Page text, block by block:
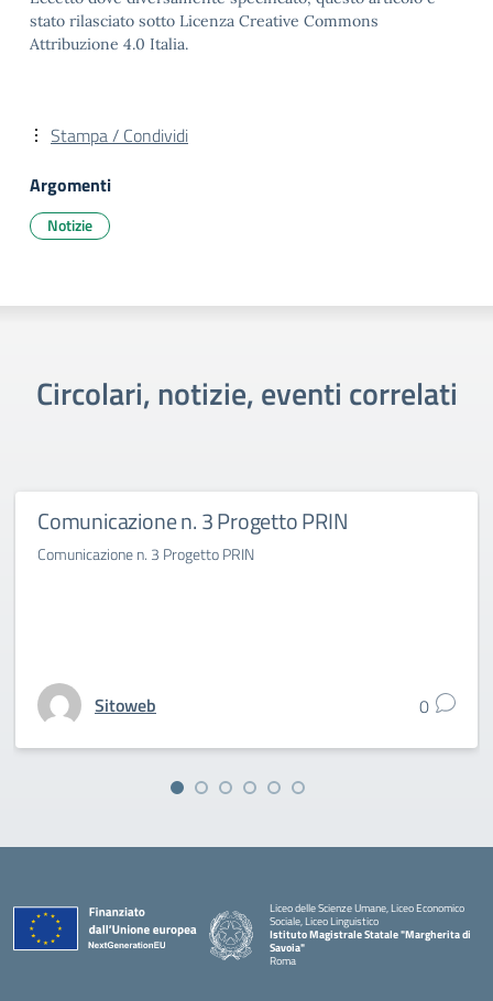
stato rilasciato sotto Licenza Creative Commons
Attribuzione 4.0 Italia.
Stampa / Condividi
Argomenti
Notizie
Circolari, notizie, eventi correlati
Comunicazione n. 3 Progetto PRIN
Comunicazione n. 3 Progetto PRIN
Sitoweb 0
Liceo delle Scienze Umane, Liceo Economico
Sociale, Liceo Linguistico
Istituto Magistrale Statale "Margherita di
Savoia"
Roma